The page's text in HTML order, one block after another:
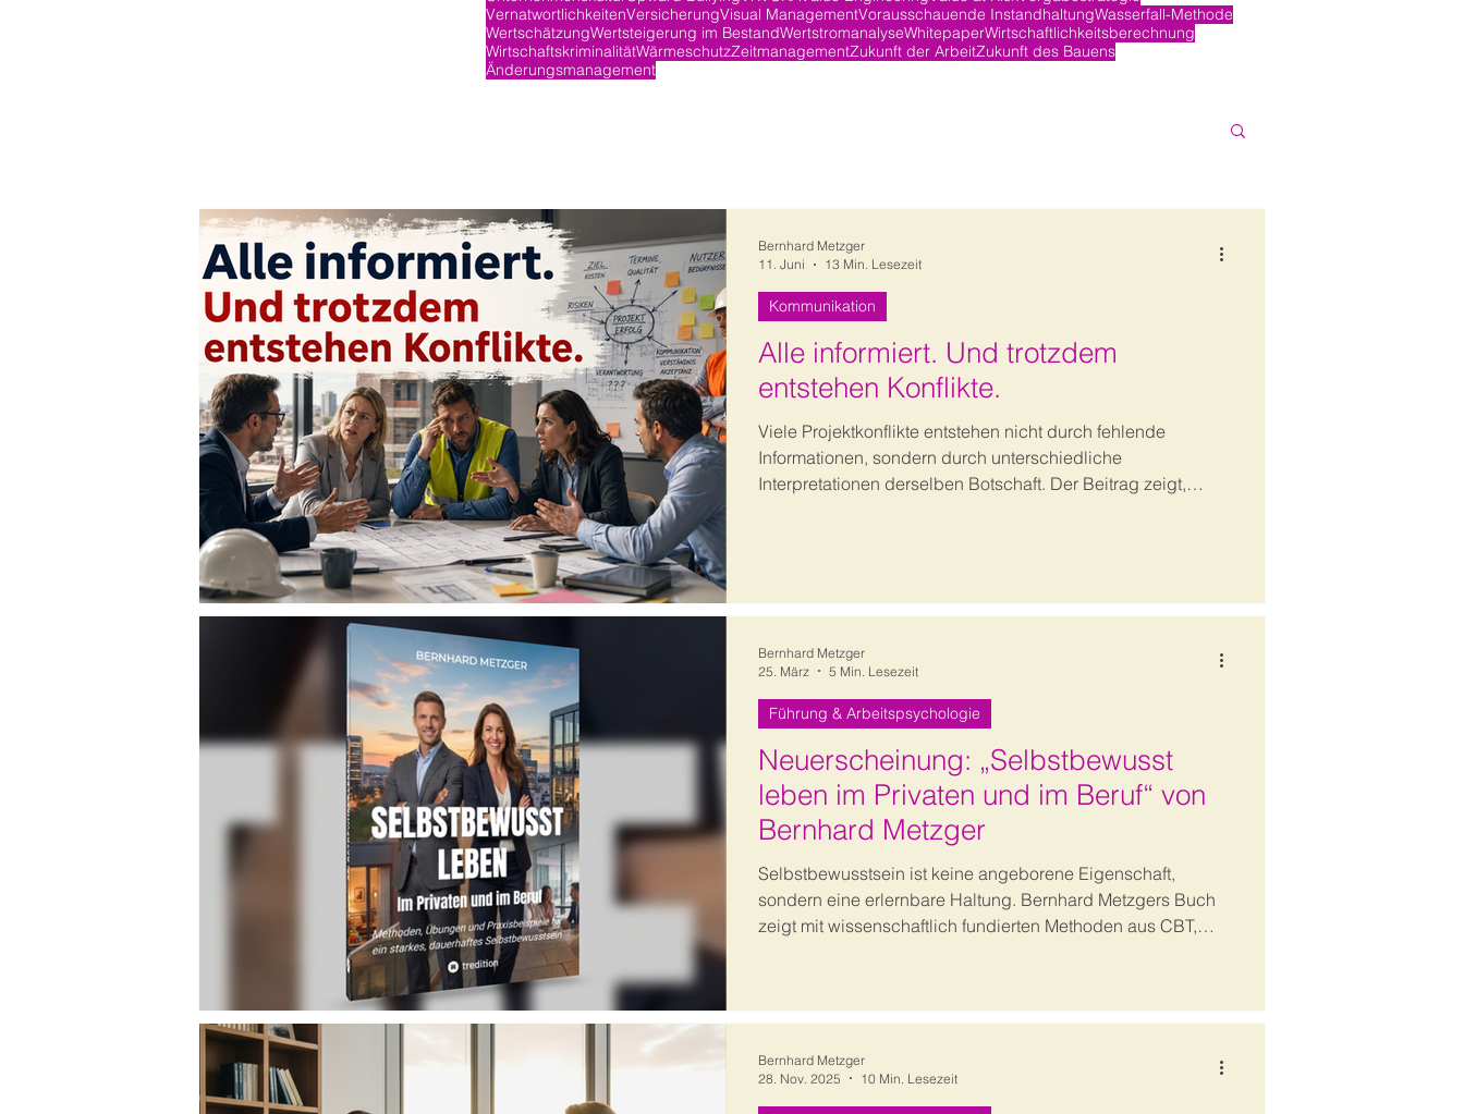
VernatwortlichkeitenVersicherungVisual ManagementVorausschauende InstandhaltungWasserfall-Methode
WertschätzungWertsteigerung im BestandWertstromanalyseWhitepaperWirtschaftlichkeitsberechnung
WirtschaftskriminalitätWärmeschutzZeitmanagementZukunft der ArbeitZukunft des Bauens
Änderungsmanagement
Alle informiert. Und trotzdem
entstehen Konflikte.
Viele Projektkonflikte entstehen nicht durch fehlende
Informationen, sondern durch unterschiedliche
Interpretationen derselben Botschaft. Der Beitrag zeigt,
Kommunikation
Bernhard Metzger
11. Juni
13 Min. Lesezeit
Neuerscheinung: „Selbstbewusst
leben im Privaten und im Beruf“ von
Bernhard Metzger
Selbstbewusstsein ist keine angeborene Eigenschaft,
sondern eine erlernbare Haltung. Bernhard Metzgers Buch
zeigt mit wissenschaftlich fundierten Methoden aus CBT,
Führung & Arbeitspsychologie
Bernhard Metzger
25. März
5 Min. Lesezeit
Bernhard Metzger
28. Nov. 2025
10 Min. Lesezeit